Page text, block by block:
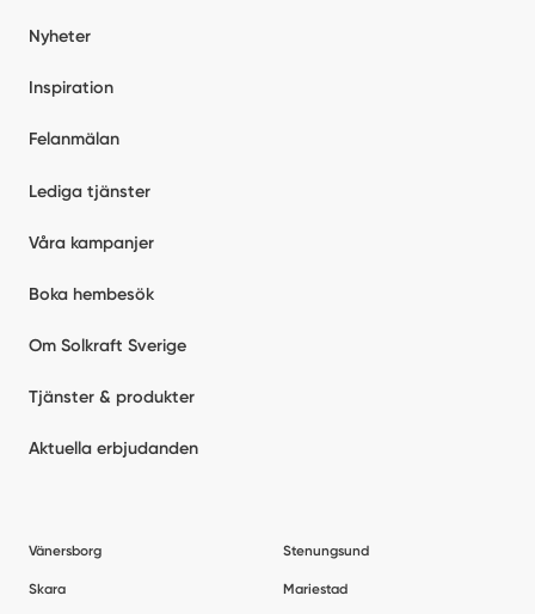
Nyheter
Inspiration
Felanmälan
Lediga tjänster
Våra kampanjer
Boka hembesök
Om Solkraft Sverige
Tjänster & produkter
Aktuella erbjudanden
Vänersborg Stenungsund
Skara Mariestad